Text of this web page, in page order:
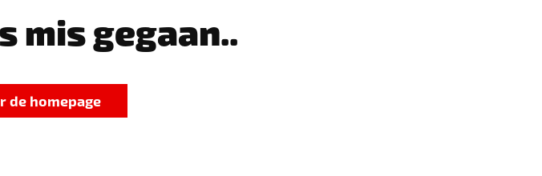
mis gegaan..
de homepage